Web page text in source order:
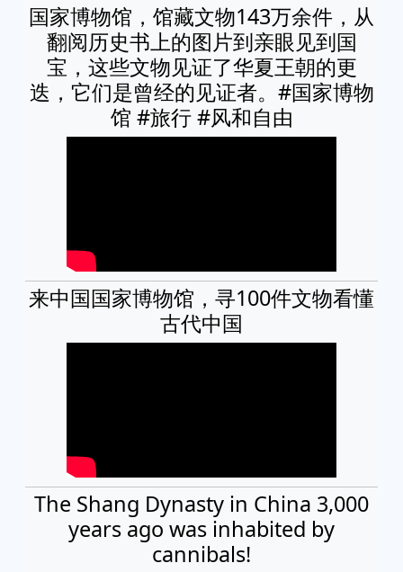
国家博物馆，馆藏文物143万余件，从
翻阅历史书上的图片到亲眼见到国
宝，这些文物见证了华夏王朝的更
迭，它们是曾经的见证者。#国家博物
馆 #旅行 #风和自由
来中国国家博物馆，寻100件文物看懂
古代中国
The Shang Dynasty in China 3,000
years ago was inhabited by
cannibals!